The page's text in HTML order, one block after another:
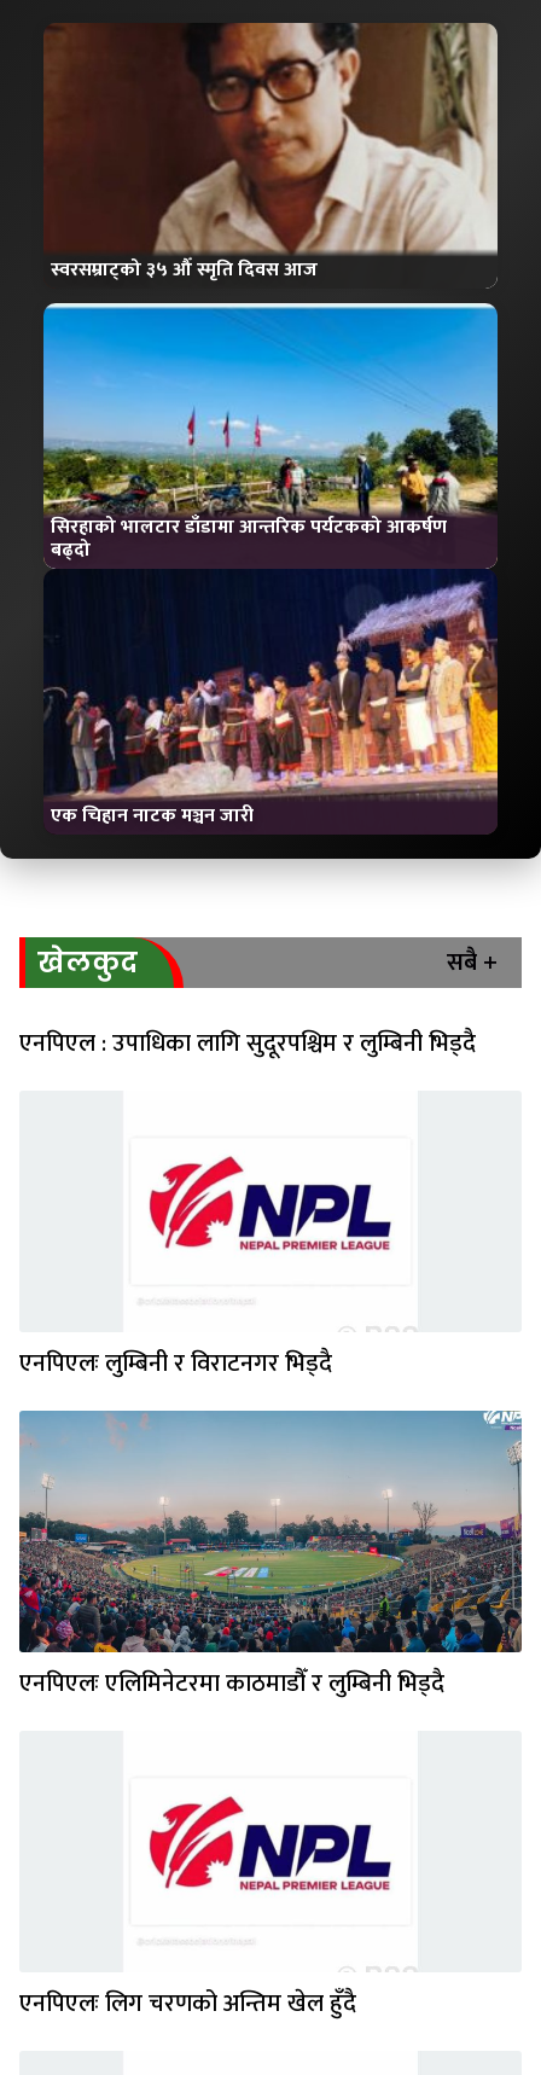
स्वरसम्राट्को ३५ औँ स्मृति दिवस आज
सिरहाको भालटार डाँडामा आन्तरिक पर्यटकको आकर्षण
बढ्दो
एक चिहान नाटक मञ्चन जारी
खेलकुद
सबै +
एनपिएल : उपाधिका लागि सुदूरपश्चिम र लुम्बिनी भिड्दै
एनपिएलः लुम्बिनी र विराटनगर भिड्दै
एनपिएलः एलिमिनेटरमा काठमाडौँ र लुम्बिनी भिड्दै
एनपिएलः लिग चरणको अन्तिम खेल हुँदै